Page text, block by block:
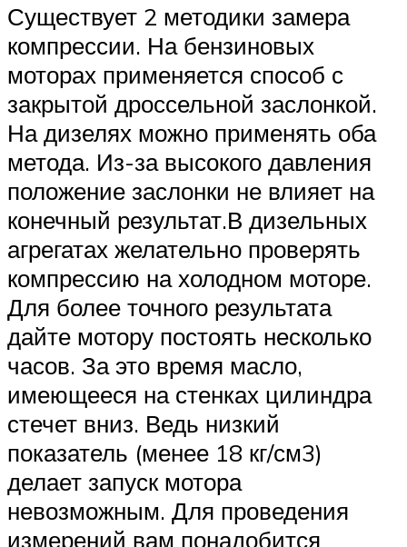
Существует 2 методики замера
компрессии. На бензиновых
моторах применяется способ с
закрытой дроссельной заслонкой.
На дизелях можно применять оба
метода. Из-за высокого давления
положение заслонки не влияет на
конечный результат.В дизельных
агрегатах желательно проверять
компрессию на холодном моторе.
Для более точного результата
дайте мотору постоять несколько
часов. За это время масло,
имеющееся на стенках цилиндра
стечет вниз. Ведь низкий
показатель (менее 18 кг/см3)
делает запуск мотора
невозможным. Для проведения
измерений вам понадобится